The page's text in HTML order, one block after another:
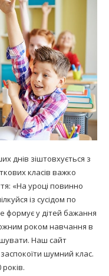
днів зіштовхується з
класів важко
«На уроці повинно
із сусідом по
формує у дітей бажання
роком навчання в
Наш сайт
шумний клас.